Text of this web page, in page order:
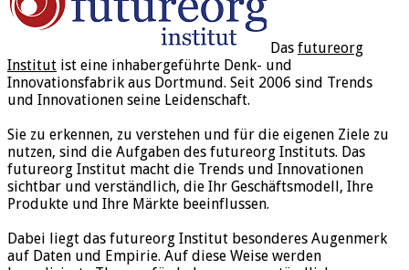
Das futureorg
Institut ist eine inhabergeführte Denk- und
Innovationsfabrik aus Dortmund. Seit 2006 sind Trends
und Innovationen seine Leidenschaft.
Sie zu erkennen, zu verstehen und für die eigenen Ziele zu
nutzen, sind die Aufgaben des futureorg Instituts. Das
futureorg Institut macht die Trends und Innovationen
sichtbar und verständlich, die Ihr Geschäftsmodell, Ihre
Produkte und Ihre Märkte beeinflussen.
Dabei liegt das futureorg Institut besonderes Augenmerk
auf Daten und Empirie. Auf diese Weise werden